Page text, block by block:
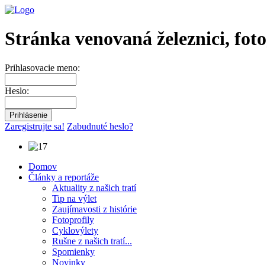
Stránka venovaná železnici,
Prihlasovacie meno:
Heslo:
Zaregistrujte sa! Zabudnuté heslo?
Domov
Články a reportáže
Aktuality z našich tratí
Tip na výlet
Zaujímavosti z histórie
Fotoprofily
Cyklovýlety
Rušne z našich tratí...
Spomienky
Novinky